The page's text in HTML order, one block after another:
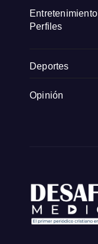
Entretenimiento
Perfiles
Deportes
Opinión